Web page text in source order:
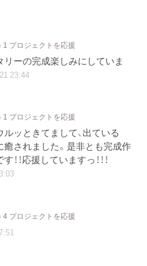
1 プロジェクトを応援
リーの完成楽しみにしていま
23:44
1 プロジェクトを応援
ッときてまして、出ている
癒されました。是非とも完成作
！！応援していますっ！！！
4 プロジェクトを応援